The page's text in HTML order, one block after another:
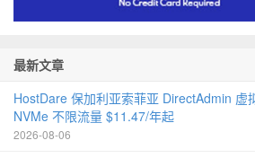
最新文章
HostDare 保加利亚索菲亚 DirectAdmin 虚
NVMe 不限流量 $11.47/年起
2026-08-06